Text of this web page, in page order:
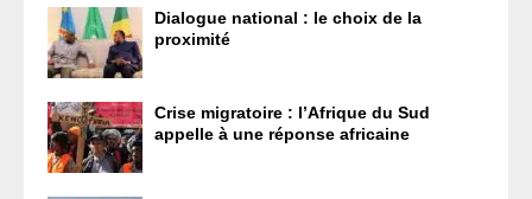
Dialogue national : le choix de la
proximité
Crise migratoire : l’Afrique du Sud
appelle à une réponse africaine